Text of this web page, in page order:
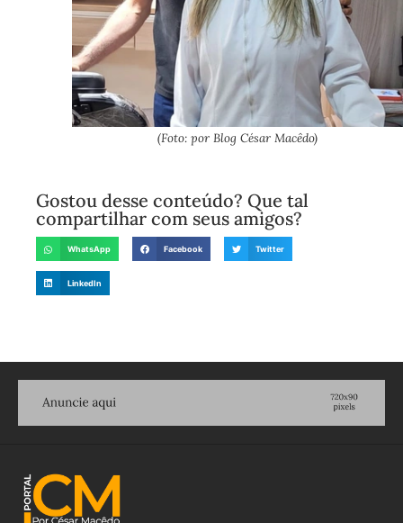
(Foto: por Blog César Macêdo)
Gostou desse conteúdo? Que tal
compartilhar com seus amigos?
WhatsApp Facebook Twitter
LinkedIn